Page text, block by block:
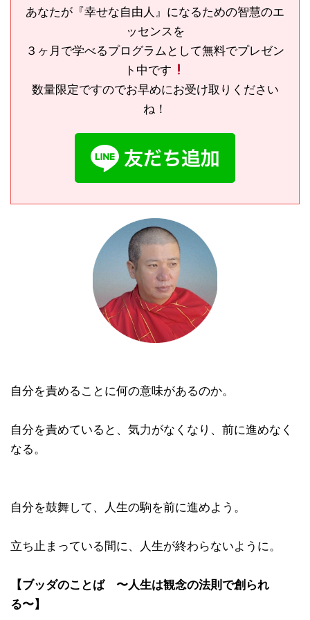
あなたが『幸せな自由人』になるための智慧のエ
ッセンスを
３ヶ月で学べるプログラムとして無料でプレゼン
ト中です
数量限定ですのでお早めにお受け取りください
ね！
自分を責めることに何の意味があるのか。
自分を責めていると、気力がなくなり、前に進めなく
なる。
自分を鼓舞して、人生の駒を前に進めよう。
立ち止まっている間に、人生が終わらないように。
【ブッダのことば 〜人生は観念の法則で創られ
る〜】